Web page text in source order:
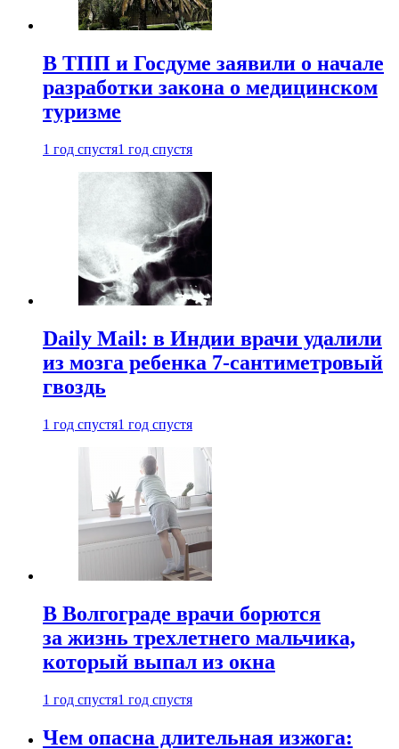
В ТПП и Госдуме заявили о начале
разработки закона о медицинском
туризме
1 год спустя1 год спустя
Daily Mail: в Индии врачи удалили
из мозга ребенка 7-сантиметровый
гвоздь
1 год спустя1 год спустя
В Волгограде врачи борются
за жизнь трехлетнего мальчика,
который выпал из окна
1 год спустя1 год спустя
Чем опасна длительная изжога: